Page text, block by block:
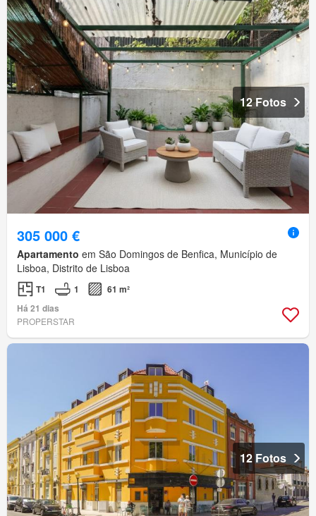
12 Fotos
305 000 €
Apartamento em São Domingos de Benfica, Município de
Lisboa, Distrito de Lisboa
T1 1
61 m²
Há 21 dias
PROPERSTAR
12 Fotos